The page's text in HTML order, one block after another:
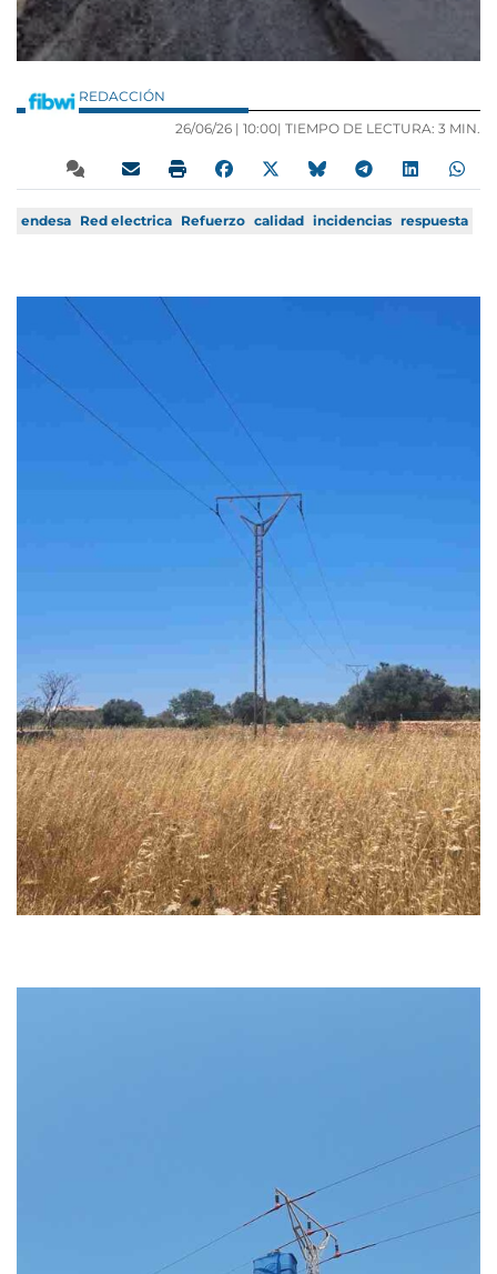
REDACCIÓN
26/06/26 | 10:00| TIEMPO DE LECTURA: 3 MIN.
endesa Red electrica Refuerzo calidad incidencias respuesta